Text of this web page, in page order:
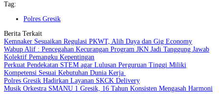
Tag:
Polres Gresik
Berita Terkait
Kemnaker Sesuaikan Regulasi PKWT, Alih Daya dan Gig Economy
Wabup Alif : Pencegahan Kecurangan Program JKN Jadi Tanggung Jawab
Kolektif Pemangku Kepentingan
Perkuat Pendekatan STEM agar Lulusan Perguruan Tinggi Miliki
Kompetensi Sesuai Kebutuhan Dunia Kerja
Polres Gresik Hadirkan Layanan SKCK Delivery
Musik Orkestra SMANU 1 Gresik, 16 Tahun Konsisten Mengasah Harmoni